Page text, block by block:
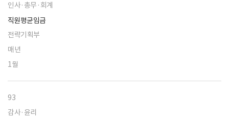
인사·총무·회계
직원평균임금
전략기획부
매년
1월
93
감사·윤리